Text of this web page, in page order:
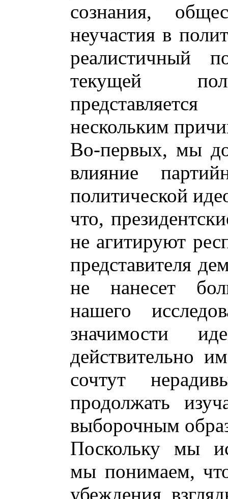
сознания,
неучастия в
реалистичный
текущей
нескольким
Во-первых, мы
влияние
политической
что,
не агитируют
представителя
не нанесет
нашего
значимости
действительно
сочтут
продолжать
выборочным
Поскольку мы
мы понимаем,
убеждения,